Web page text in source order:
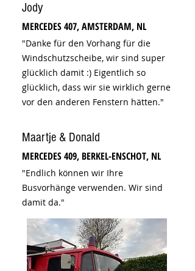
Jody
MERCEDES 407, AMSTERDAM, NL
"Danke für den Vorhang für die
Windschutzscheibe, wir sind super
glücklich damit :) Eigentlich so
glücklich, dass wir sie wirklich gerne
vor den anderen Fenstern hätten."
Maartje & Donald
MERCEDES 409, BERKEL-ENSCHOT, NL
"Endlich können wir Ihre
Busvorhänge verwenden. Wir sind
damit da."